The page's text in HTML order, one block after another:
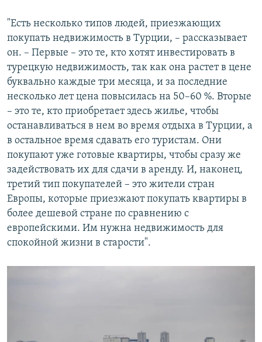
"Есть несколько типов людей, приезжающих
покупать недвижимость в Турции, – рассказывает
он. – Первые – это те, кто хотят инвестировать в
турецкую недвижимость, так как она растет в цене
буквально каждые три месяца, и за последние
несколько лет цена повысилась на 50–60 %. Вторые
– это те, кто приобретает здесь жилье, чтобы
останавливаться в нем во время отдыха в Турции, а
в остальное время сдавать его туристам. Они
покупают уже готовые квартиры, чтобы сразу же
задействовать их для сдачи в аренду. И, наконец,
третий тип покупателей – это жители стран
Европы, которые приезжают покупать квартиры в
более дешевой стране по сравнению с
европейскими. Им нужна недвижимость для
спокойной жизни в старости".